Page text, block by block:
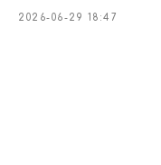
2026-06-29 18:47